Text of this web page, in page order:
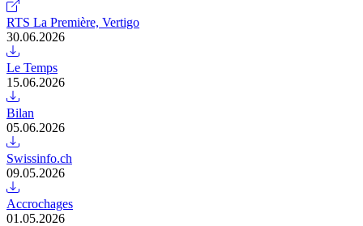
RTS La Première, Vertigo
30.06.2026
Le Temps
15.06.2026
Bilan
05.06.2026
Swissinfo.ch
09.05.2026
Accrochages
01.05.2026